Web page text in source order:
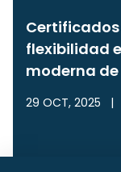
flexibilidad
moderna
29 OCT, 2025 |